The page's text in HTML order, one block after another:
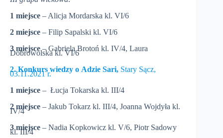
1 miejsce – Alicja Mordarska kl. VI/6
2 miejsce – Filip Sapalski kl. VI/6
3 miejsce– Gabriela Brotoń kl. IV/4, Laura
Dobrowolska kl. VI/6
2. Konkurs wiedzy o Adzie Sari, Stary Sącz,
03.11.2021 r.
1 miejsce – Łucja Tokarska kl. III/4
2 miejsce – Jakub Tokarz kl. III/4, Joanna Wojdyła kl.
IV/4
3 miejsce – Nadia Kopkowicz kl. V/6, Piotr Sadowy
kl. III/4